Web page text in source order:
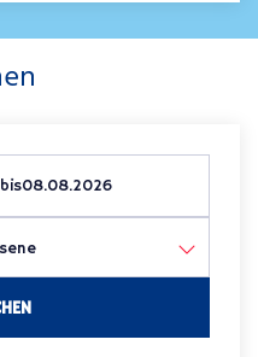
bis